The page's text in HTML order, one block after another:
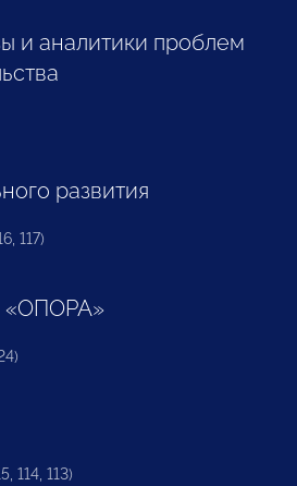
и аналитики проблем
развития
117)
«ОПОРА»
114, 113)